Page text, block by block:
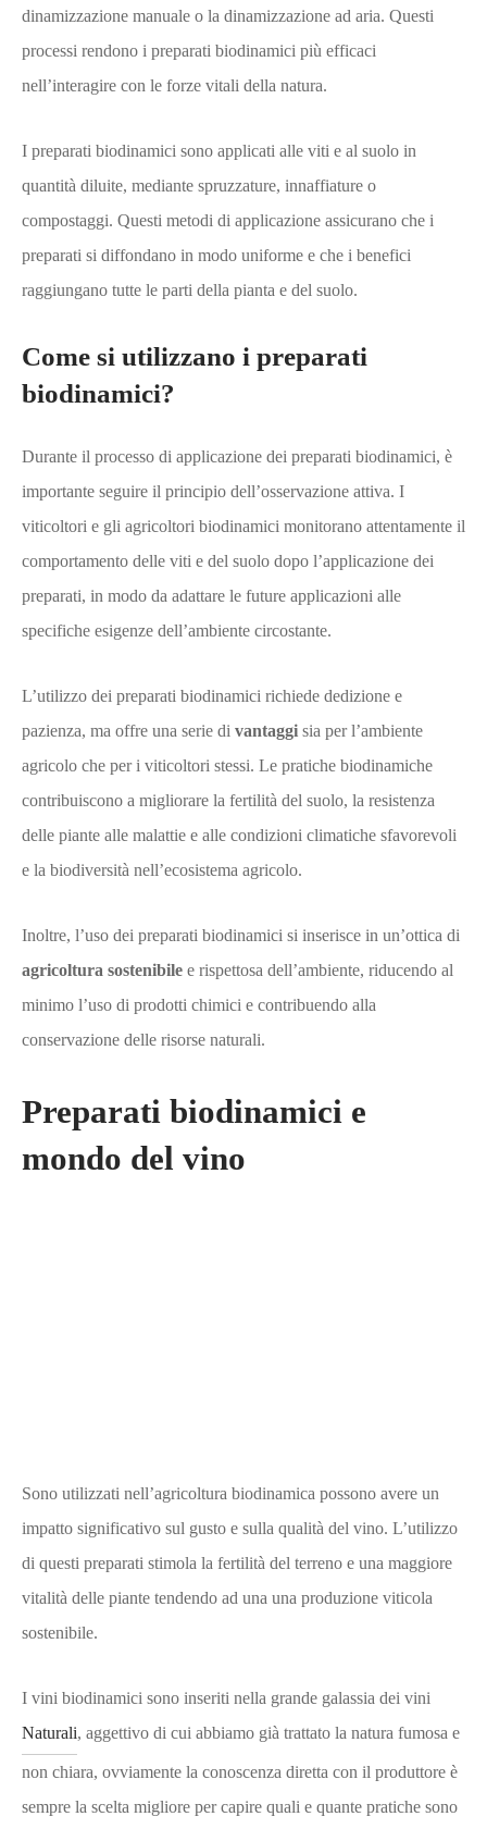
dinamizzazione manuale o la dinamizzazione ad aria. Questi
processi rendono i preparati biodinamici più efficaci
nell’interagire con le forze vitali della natura.
I preparati biodinamici sono applicati alle viti e al suolo in
quantità diluite, mediante spruzzature, innaffiature o
compostaggi. Questi metodi di applicazione assicurano che i
preparati si diffondano in modo uniforme e che i benefici
raggiungano tutte le parti della pianta e del suolo.
Come si utilizzano i preparati
biodinamici?
Durante il processo di applicazione dei preparati biodinamici, è
importante seguire il principio dell’osservazione attiva. I
viticoltori e gli agricoltori biodinamici monitorano attentamente il
comportamento delle viti e del suolo dopo l’applicazione dei
preparati, in modo da adattare le future applicazioni alle
specifiche esigenze dell’ambiente circostante.
L’utilizzo dei preparati biodinamici richiede dedizione e
pazienza, ma offre una serie di vantaggi sia per l’ambiente
agricolo che per i viticoltori stessi. Le pratiche biodinamiche
contribuiscono a migliorare la fertilità del suolo, la resistenza
delle piante alle malattie e alle condizioni climatiche sfavorevoli
e la biodiversità nell’ecosistema agricolo.
Inoltre, l’uso dei preparati biodinamici si inserisce in un’ottica di
agricoltura sostenibile e rispettosa dell’ambiente, riducendo al
minimo l’uso di prodotti chimici e contribuendo alla
conservazione delle risorse naturali.
Preparati biodinamici e
mondo del vino
Sono utilizzati nell’agricoltura biodinamica possono avere un
impatto significativo sul gusto e sulla qualità del vino. L’utilizzo
di questi preparati stimola la fertilità del terreno e una maggiore
vitalità delle piante tendendo ad una una produzione viticola
sostenibile.
I vini biodinamici sono inseriti nella grande galassia dei vini
Naturali, aggettivo di cui abbiamo già trattato la natura fumosa e
non chiara, ovviamente la conoscenza diretta con il produttore è
sempre la scelta migliore per capire quali e quante pratiche sono